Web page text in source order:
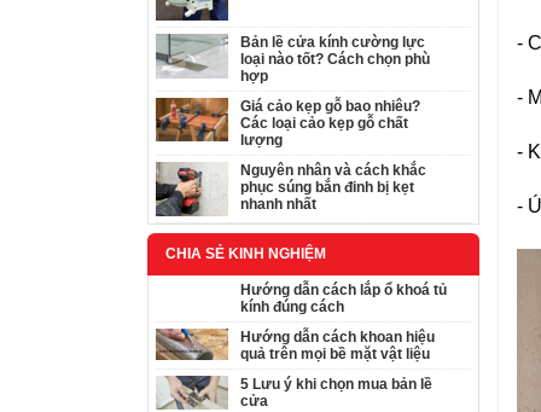
Bản lề cửa kính cường lực
loại nào tốt? Cách chọn phù
hợp
Giá cảo kẹp gỗ bao nhiêu?
Các loại cảo kẹp gỗ chất
lượng
Nguyên nhân và cách khắc
phục súng bắn đinh bị kẹt
nhanh nhất
CHIA SẺ KINH NGHIỆM
Hướng dẫn cách lắp ổ khoá tủ
kính đúng cách
Hướng dẫn cách khoan hiệu
quả trên mọi bề mặt vật liệu
5 Lưu ý khi chọn mua bản lề
cửa
-
-
-
-